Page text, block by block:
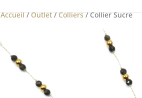
Accueil/Outlet/Colliers/ Collier Sucre